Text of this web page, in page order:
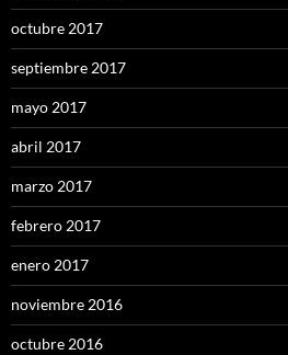
octubre 2017
septiembre 2017
mayo 2017
abril 2017
marzo 2017
febrero 2017
enero 2017
noviembre 2016
octubre 2016